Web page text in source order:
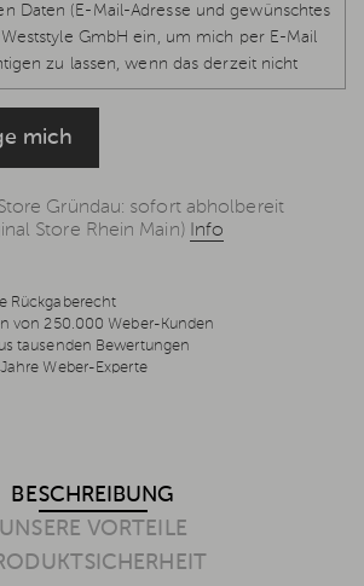
Daten (E-Mail-Adresse und gewünschtes
GmbH ein, um mich per E-Mail
zu lassen, wenn das derzeit nicht
wieder vorrätig und lieferbar ist.
per E-Mail
um keine weiteren E-Mails zu
in derDatenschutzerklärung
mich
Gründau: sofort abholbereit
Store Rhein Main) Info
Rückgaberecht
von 250.000 Weber-Kunden
tausenden Bewertungen
Weber-Experte
BESCHREIBUNG
UNSERE VORTEILE